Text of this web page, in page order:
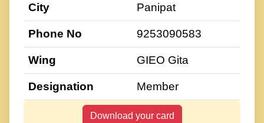
City Panipat
Phone No 9253090583
Wing GIEO Gita
Designation Member
Download your card